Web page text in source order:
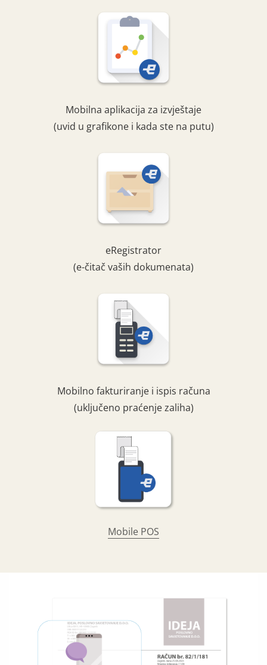
Mobilna aplikacija za izvještaje
(uvid u grafikone i kada ste na putu)
eRegistrator
(e-čitač vaših dokumenata)
Mobilno fakturiranje i ispis računa
(uključeno praćenje zaliha)
Mobile POS